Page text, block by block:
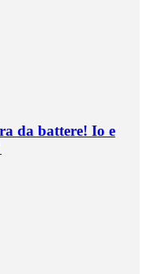
da battere! Io e